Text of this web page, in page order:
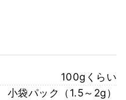
100gくらい
小袋パック（1.5～2g）